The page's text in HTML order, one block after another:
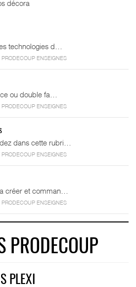
décora
technologies d…
PRODECOUP ENSEIGNES
ou double fa…
PRODECOUP ENSEIGNES
dans cette rubri…
PRODECOUP ENSEIGNES
créer et comman…
PRODECOUP ENSEIGNES
PRODECOUP
PLEXI